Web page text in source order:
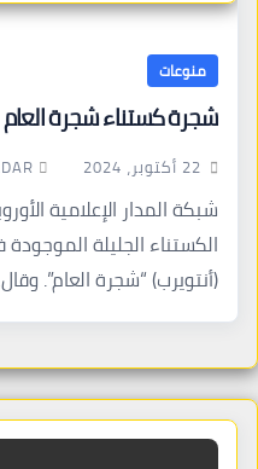
منوعات
شجرة كستناء شجرة العام
22 أكتوبر، 2024
شبكة المدار الإعلامية
الكستناء الجليلة
(أنتويرب) “شجرة العام”.